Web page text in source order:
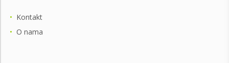
• Kontakt
• O nama